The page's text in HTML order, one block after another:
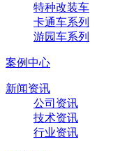
特种改装车
卡通车系列
游园车系列
案例中心
新闻资讯
公司资讯
技术资讯
行业资讯